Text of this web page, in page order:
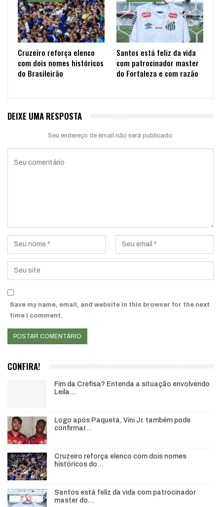
Cruzeiro reforça elenco
com dois nomes históricos
do Brasileirão
Santos está feliz da vida
com patrocinador master
do Fortaleza e com razão
DEIXE UMA RESPOSTA
Seu endereço de email não será publicado.
Save my name, email, and website in this browser for the next
time I comment.
CONFIRA!
Fim da Crefisa? Entenda a situação envolvendo
Leila…
Logo após Paquetá, Vini Jr. também pode
confirmar…
Cruzeiro reforça elenco com dois nomes
históricos do…
Santos está feliz da vida com patrocinador
master do…